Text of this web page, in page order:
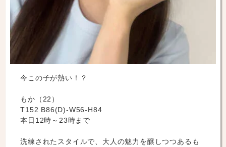
今この子が熱い！？
もか（22）
T152 B86(D)-W56-H84
本日12時～23時まで
洗練されたスタイルで、大人の魅力を醸しつつあるも